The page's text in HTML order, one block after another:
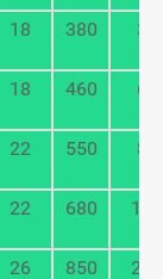
18 380 39
18 460 61
22 550 83
22 680 124
26 850 242